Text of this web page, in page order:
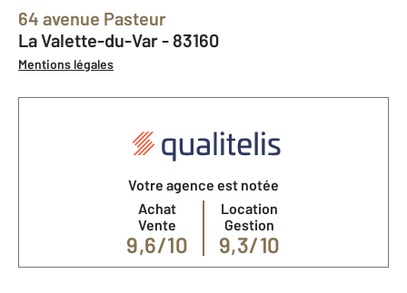
64 avenue Pasteur
La Valette-du-Var - 83160
Mentions légales
Votre agence est notée
Achat
Vente
9,6/10
Location
Gestion
9,3/10